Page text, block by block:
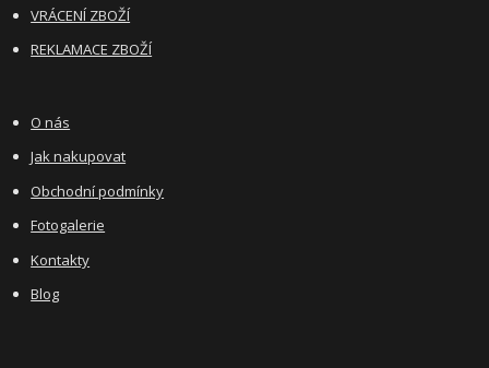
VRÁCENÍ ZBOŽÍ
REKLAMACE ZBOŽÍ
O nás
Jak nakupovat
Obchodní podmínky
Fotogalerie
Kontakty
Blog